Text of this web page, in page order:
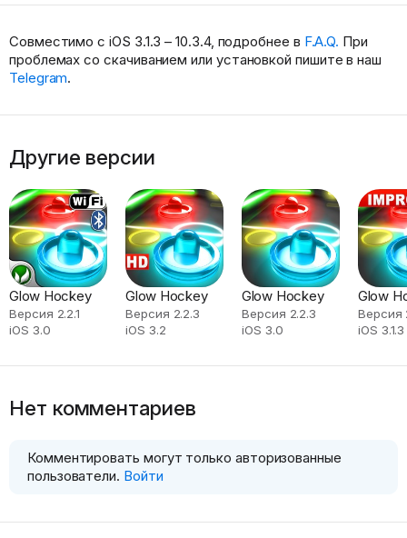
Совместимо с iOS 3.1.3 – 10.3.4, подробнее в F.A.Q. При
проблемах со скачиванием или установкой пишите в наш
Telegram.
Другие версии
Glow Hockey
Версия 2.2.1
iOS 3.0
Glow Hockey
Версия 2.2.3
iOS 3.2
Glow Hockey
Версия 2.2.3
iOS 3.0
Glow
Версия
iOS 3.1.3
Нет комментариев
Комментировать могут только авторизованные
пользователи. Войти